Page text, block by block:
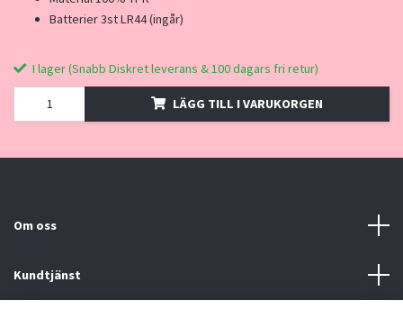
Batterier 3st LR44 (ingår)
I lager (Snabb Diskret leverans & 100 dagars fri retur)
LÄGG TILL I VARUKORGEN
Om oss
Kundtjänst